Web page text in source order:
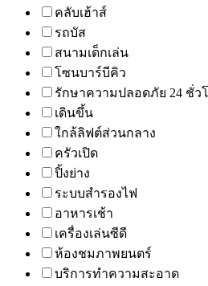
คลับเฮ้าส์
รถบัส
สนามเด็กเล่น
โซนบาร์บีคิว
รักษาความปลอดภัย 24 ชั่ว
เดินขึ้น
ใกล้ลิฟต์ส่วนกลาง
ครัวเปิด
ปิ้งย่าง
ระบบสำรองไฟ
อาหารเช้า
เครื่องเล่นซีดี
ห้องชมภาพยนตร์
บริการทำความสะอาด